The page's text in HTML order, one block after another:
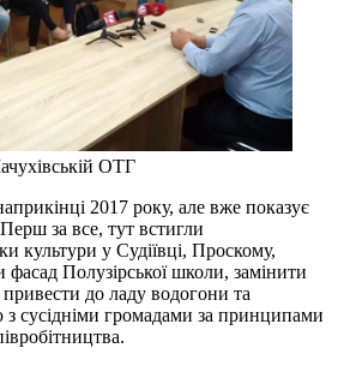
ОТГ
2017 року, але вже показує
за все, тут встигли
культури у Судіївці, Проскому,
Полузірської школи, замінити
до ладу водогони та
сусідніми громадами за принципами